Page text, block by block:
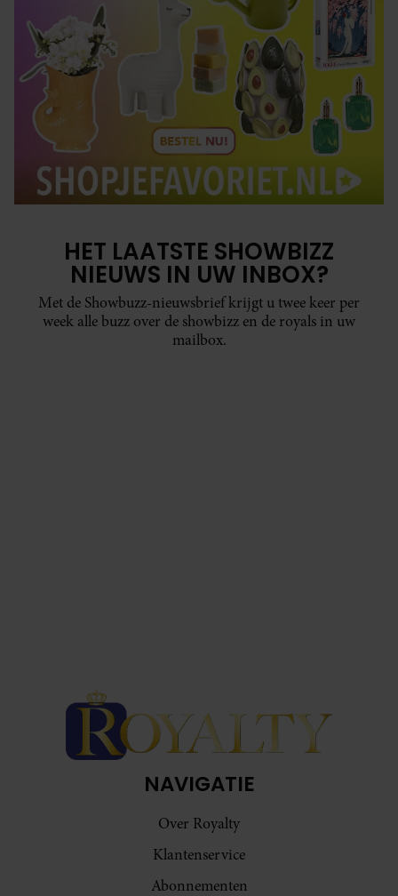
HET LAATSTE SHOWBIZZ
NIEUWS IN UW INBOX?
Met de Showbuzz-nieuwsbrief krijgt u twee keer per
week alle buzz over de showbizz en de royals in uw
mailbox.
NAVIGATIE
Over Royalty
Klantenservice
Abonnementen